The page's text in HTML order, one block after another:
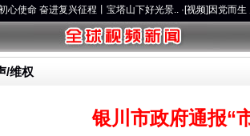
复兴征程丨宝塔山下好光景..·[视频]因党而生 为党而战
/维权
银川市政府通报“